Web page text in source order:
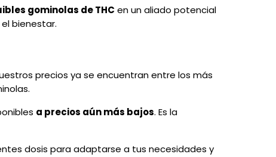
gominolas de THC en un aliado potencial
bienestar.
precios ya se encuentran entre los más
a precios aún más bajos. Es la
dosis para adaptarse a tus necesidades y